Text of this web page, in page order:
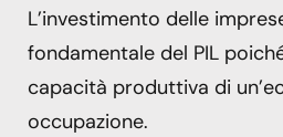
L’investimento delle
fondamentale del PIL
capacità produttiva di
occupazione.